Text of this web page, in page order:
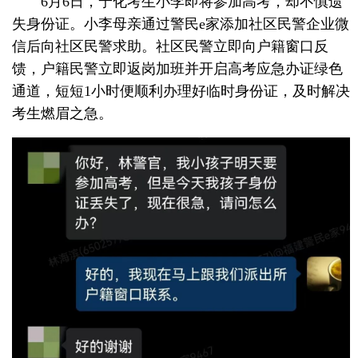
失身份证。小李母亲通过警民e家添加社区民警企业微
信后向社区民警求助。社区民警立即向户籍窗口反
馈，户籍民警立即返岗加班并开启高考应急办证绿色
通道，短短1小时便顺利办理好临时身份证，及时解决
考生燃眉之急。